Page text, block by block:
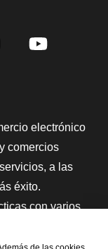
electrónico
comercios
a las
éxito.
con varios
herramientas y
de mercado, y